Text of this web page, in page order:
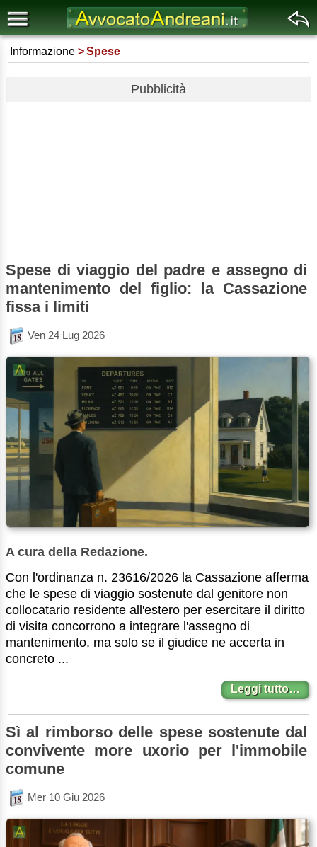
Informazione Spese
Pubblicità
Spese di viaggio del padre e assegno di
mantenimento del figlio: la Cassazione
fissa i limiti
Ven 24 Lug 2026
A cura della Redazione.
Con l'ordinanza n. 23616/2026 la Cassazione afferma
che le spese di viaggio sostenute dal genitore non
collocatario residente all'estero per esercitare il diritto
di visita concorrono a integrare l'assegno di
mantenimento, ma solo se il giudice ne accerta in
concreto ...
Leggi tutto…
Sì al rimborso delle spese sostenute dal
convivente more uxorio per l'immobile
comune
Mer 10 Giu 2026